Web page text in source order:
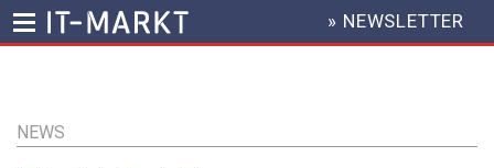
Inhalt
HEADER
MENU
» NEWSLETTER
NEWS